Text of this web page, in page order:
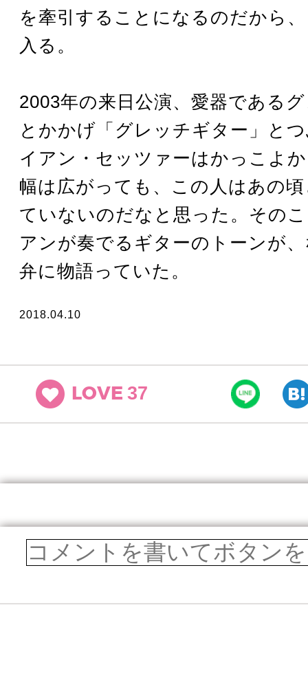
を牽引することになるのだから
入る。
2003年の来日公演、愛器である
とかかげ「グレッチギター」と
イアン・セッツァーはかっこよ
幅は広がっても、この人はあの
ていないのだなと思った。その
アンが奏でるギターのトーンが
弁に物語っていた。
2018.04.10
LOVE 37